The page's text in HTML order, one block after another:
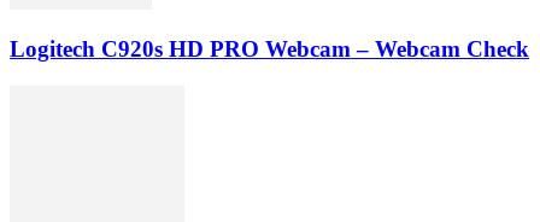
Logitech C920s HD PRO Webcam – Webcam Check